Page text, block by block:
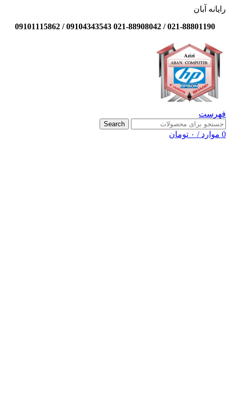
رایانه آبان
021-88801190 / 021-88908042 09104343543 / 09101115862
فهرست
Search
0 موارد / ۰ تومان